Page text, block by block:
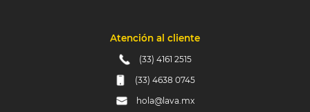
Atención al cliente
(33) 4161 2515
(33) 4638 0745
hola@lava.mx